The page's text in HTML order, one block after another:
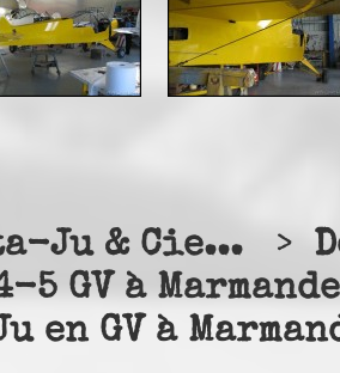
Ju & Cie... >
5 GV à
en GV à